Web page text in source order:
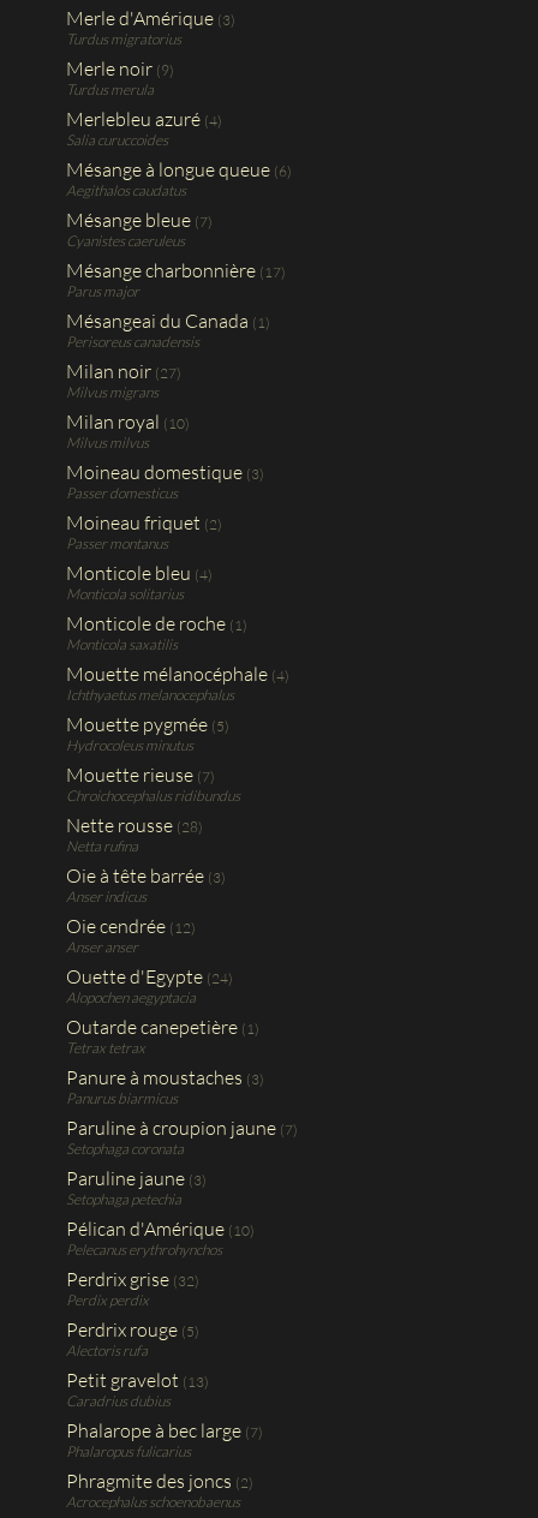
Merle d'Amérique (3)
Turdus migratorius
Merle noir (9)
Turdus merula
Merlebleu azuré (4)
Salia curuccoides
Mésange à longue queue (6)
Aegithalos caudatus
Mésange bleue (7)
Cyanistes caeruleus
Mésange charbonnière (17)
Parus major
Mésangeai du Canada (1)
Perisoreus canadensis
Milan noir (27)
Milvus migrans
Milan royal (10)
Milvus milvus
Moineau domestique (3)
Passer domesticus
Moineau friquet (2)
Passer montanus
Monticole bleu (4)
Monticola solitarius
Monticole de roche (1)
Monticola saxatilis
Mouette mélanocéphale (4)
Ichthyaetus melanocephalus
Mouette pygmée (5)
Hydrocoleus minutus
Mouette rieuse (7)
Chroichocephalus ridibundus
Nette rousse (28)
Netta rufina
Oie à tête barrée (3)
Anser indicus
Oie cendrée (12)
Anser anser
Ouette d'Egypte (24)
Alopochen aegyptacia
Outarde canepetière (1)
Tetrax tetrax
Panure à moustaches (3)
Panurus biarmicus
Paruline à croupion jaune (7)
Setophaga coronata
Paruline jaune (3)
Setophaga petechia
Pélican d'Amérique (10)
Pelecanus erythrohynchos
Perdrix grise (32)
Perdix perdix
Perdrix rouge (5)
Alectoris rufa
Petit gravelot (13)
Caradrius dubius
Phalarope à bec large (7)
Phalaropus fulicarius
Phragmite des joncs (2)
Acrocephalus schoenobaenus